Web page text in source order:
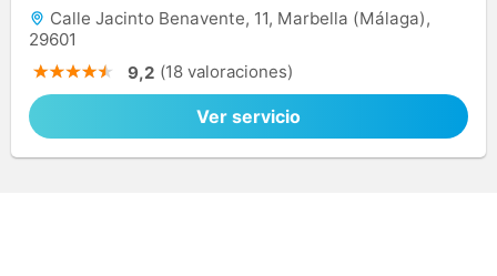
Calle Jacinto Benavente, 11, Marbella (Málaga),
29601
9,2 (18 valoraciones)
Ver servicio